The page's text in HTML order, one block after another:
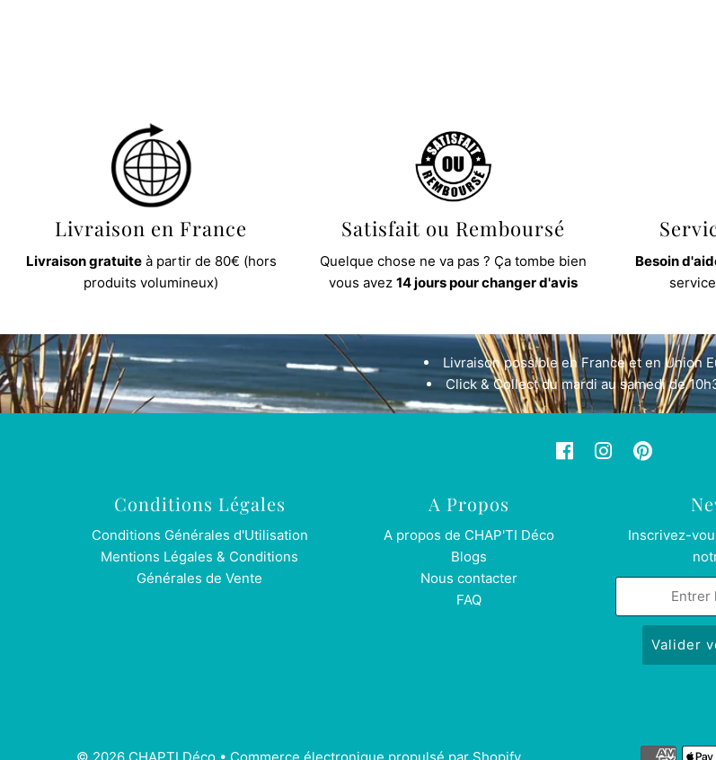
Livraison en France
Livraison gratuiteà partir de 80€ (hors
produits volumineux)
Satisfait ou Remboursé
Quelque chose ne va pas ? Ça tombe bien
vous avez 14 jours pour changer d'avis
Besoin
service
Livraison possible en France et en Union
Click & Collect du mardi au samedi de
Conditions Légales
Conditions Générales d'Utilisation
Mentions Légales & Conditions
Générales de Vente
A Propos
A propos de CHAP'TI Déco
Blogs
Nous contacter
FAQ
Inscrivez-